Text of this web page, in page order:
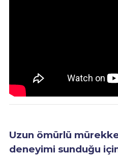
Uzun ömürlü
deneyimi sunduğu